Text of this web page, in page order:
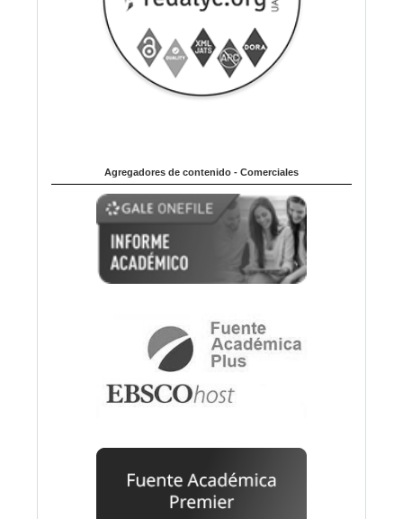
Agregadores de contenido - Comerciales